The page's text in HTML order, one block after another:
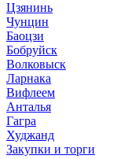
Цзянинь
Чунцин
Баоцзи
Бобруйск
Волковыск
Ларнака
Вифлеем
Анталья
Гагра
Худжанд
Закупки и торги